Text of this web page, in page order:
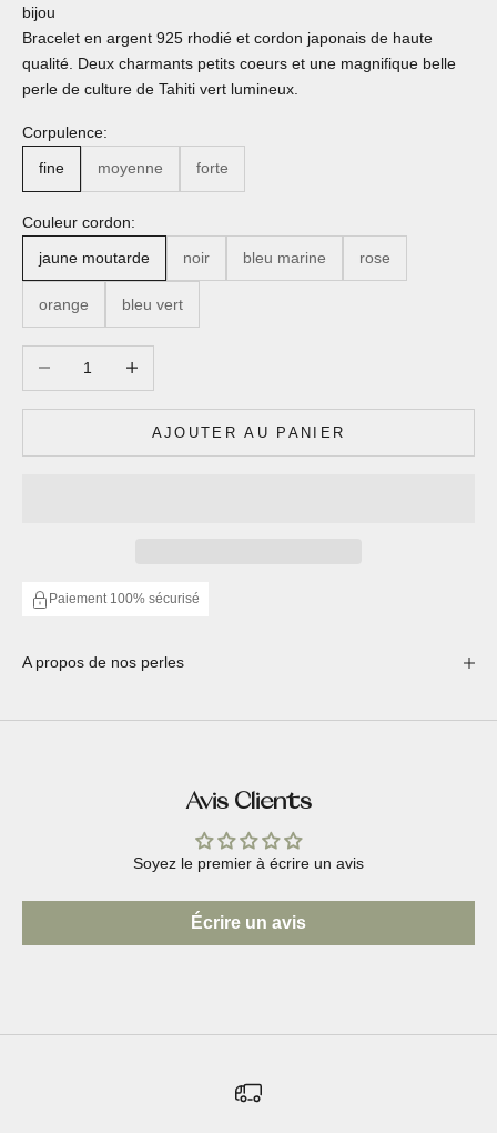
bijou
Bracelet en argent 925 rhodié et cordon japonais de haute
qualité. Deux charmants petits coeurs et une magnifique belle
perle de culture de Tahiti vert lumineux.
Corpulence:
fine moyenne forte
Couleur cordon:
jaune moutarde noir bleu marine rose
orange bleu vert
AJOUTER AU PANIER
Paiement 100% sécurisé
A propos de nos perles
Avis Clients
Soyez le premier à écrire un avis
Écrire un avis